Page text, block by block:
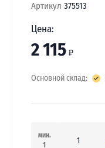
Артикул 375513
Цена:
2 115 ₽
Основной склад:
мин.
1